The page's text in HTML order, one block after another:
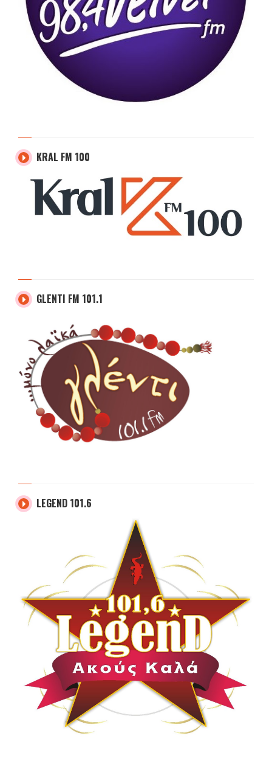
KRAL FM 100
GLENTI FM 101.1
LEGEND 101.6